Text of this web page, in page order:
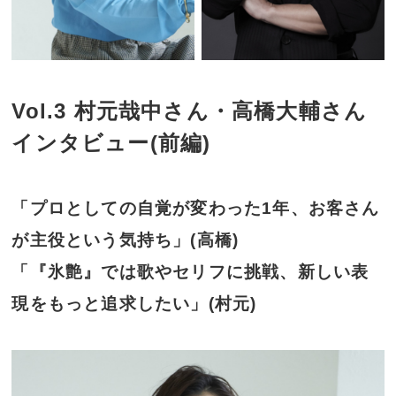
Vol.3 村元哉中さん・高橋大輔さん
インタビュー(前編)
「プロとしての自覚が変わった1年、お客さん
が主役という気持ち」(高橋)
「『氷艶』では歌やセリフに挑戦、新しい表
現をもっと追求したい」(村元)